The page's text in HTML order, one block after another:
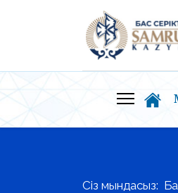
Сіз мындасыз: